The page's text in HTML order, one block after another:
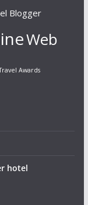
Blogger
Web
Awards
hotel